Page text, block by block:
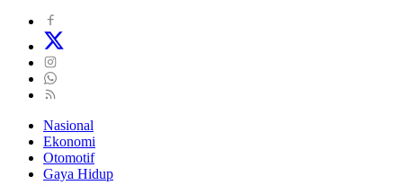
Nasional
Ekonomi
Otomotif
Gaya Hidup